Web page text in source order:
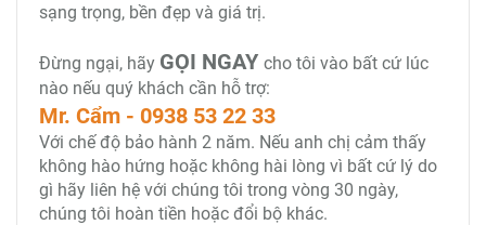
sạng trọng, bền đẹp và giá trị.
Đừng ngại, hãy GỌI NGAY cho tôi vào bất cứ lúc
nào nếu quý khách cần hỗ trợ:
Mr. Cẩm - 0938 53 22 33
Với chế độ bảo hành 2 năm. Nếu anh chị cảm thấy
không hào hứng hoặc không hài lòng vì bất cứ lý do
gì hãy liên hệ với chúng tôi trong vòng 30 ngày,
chúng tôi hoàn tiền hoặc đổi bộ khác.